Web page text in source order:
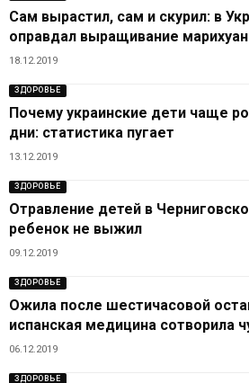
Сам вырастил, сам и скурил: в
оправдал выращивание
18.12.2019
ЗДОРОВЬЕ
Почему украинские дети чаще
дни: статистика пугает
13.12.2019
ЗДОРОВЬЕ
Отравление детей в
ребенок не выжил
09.12.2019
ЗДОРОВЬЕ
Ожила после шестичасовой
испанская медицина сотворила
06.12.2019
ЗДОРОВЬЕ